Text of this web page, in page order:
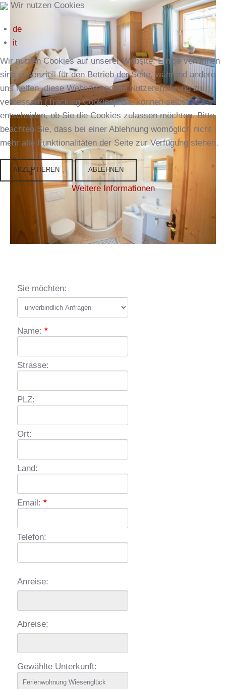
Sie möchten:
Name:*
Strasse:
PLZ:
Ort:
Land:
Email:*
Telefon:
Anreise:
Abreise:
Gewählte Unterkunft:
Wir nutzen Cookies
de
it
Wir nutzen Cookies auf unserer Website. Einige von ihnen
sind essenziell für den Betrieb der Seite, während andere
uns helfen, diese Website und die Nutzererfahrung zu
verbessern (Tracking Cookies). Sie können selbst
entscheiden, ob Sie die Cookies zulassen möchten. Bitte
beachten Sie, dass bei einer Ablehnung womöglich nicht
mehr alle Funktionalitäten der Seite zur Verfügung stehen.
AKZEPTIEREN ABLEHNEN
Weitere Informationen